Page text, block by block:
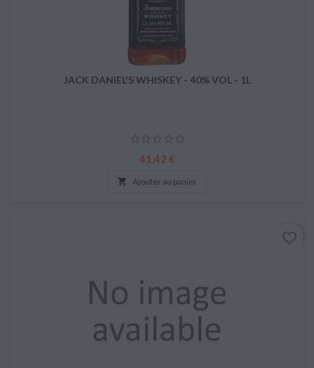
JACK DANIEL'S WHISKEY - 40% VOL - 1L
Prix
41,42 €
 Ajouter au panier
favorite_border